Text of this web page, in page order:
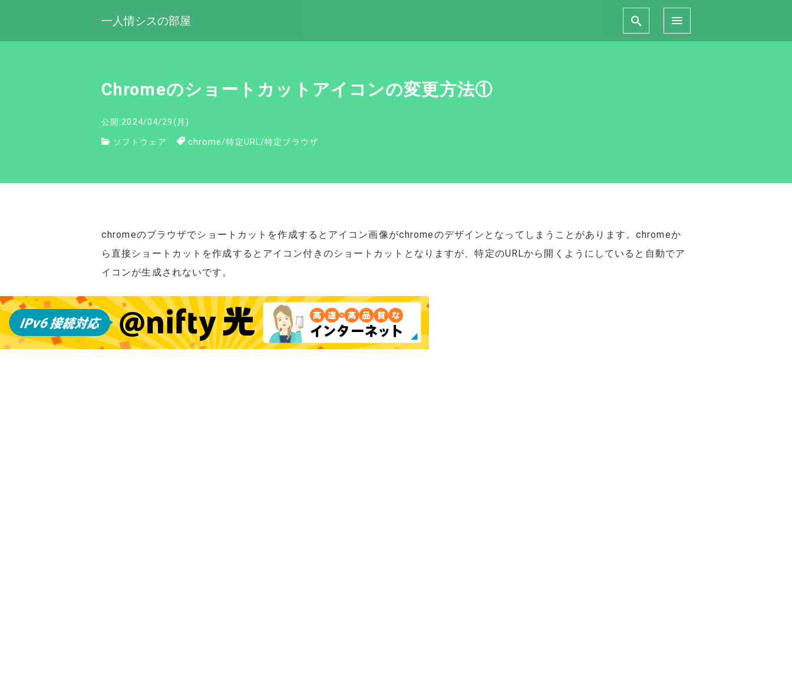
一人情シスの部屋
Chromeのショートカットアイコンの変更方法①
公開:2024/04/29(月)
ソフトウェア
chrome/特定URL/特定ブラウザ
chromeのブラウザでショートカットを作成するとアイコン画像がchromeのデザインとなってしまうことがあります。chromeか
ら直接ショートカットを作成するとアイコン付きのショートカットとなりますが、特定のURLから開くようにしていると自動でア
イコンが生成されないです。